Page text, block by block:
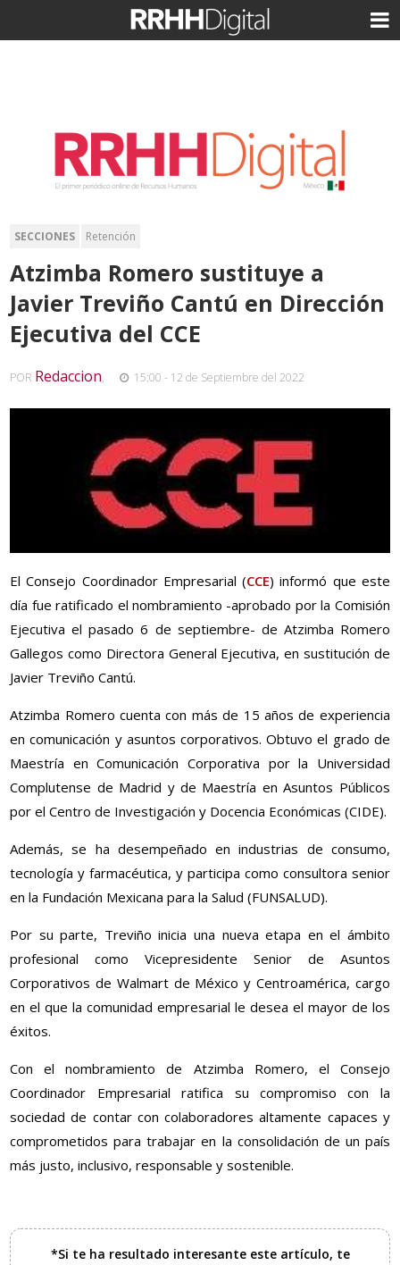
SECCIONES Retención
Atzimba Romero sustituye a
Javier Treviño Cantú en Dirección
Ejecutiva del CCE
POR Redaccion, 15:00 - 12 de Septiembre del 2022
El Consejo Coordinador Empresarial (CCE) informó que este
día fue ratificado el nombramiento -aprobado por la Comisión
Ejecutiva el pasado 6 de septiembre- de Atzimba Romero
Gallegos como Directora General Ejecutiva, en sustitución de
Javier Treviño Cantú.
Atzimba Romero cuenta con más de 15 años de experiencia
en comunicación y asuntos corporativos. Obtuvo el grado de
Maestría en Comunicación Corporativa por la Universidad
Complutense de Madrid y de Maestría en Asuntos Públicos
por el Centro de Investigación y Docencia Económicas (CIDE).
Además, se ha desempeñado en industrias de consumo,
tecnología y farmacéutica, y participa como consultora senior
en la Fundación Mexicana para la Salud (FUNSALUD).
Por su parte, Treviño inicia una nueva etapa en el ámbito
profesional como Vicepresidente Senior de Asuntos
Corporativos de Walmart de México y Centroamérica, cargo
en el que la comunidad empresarial le desea el mayor de los
éxitos.
Con el nombramiento de Atzimba Romero, el Consejo
Coordinador Empresarial ratifica su compromiso con la
sociedad de contar con colaboradores altamente capaces y
comprometidos para trabajar en la consolidación de un país
más justo, inclusivo, responsable y sostenible.
*Si te ha resultado interesante este artículo, te